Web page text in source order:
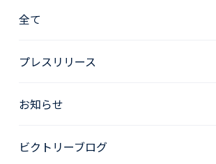
全て
プレスリリース
お知らせ
ビクトリーブログ